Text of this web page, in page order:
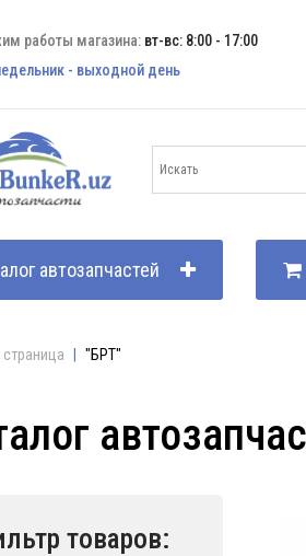
работы магазина: вт-вс: 8:00 - 17:00
- выходной день
автозапчастей
страница "БРТ"
товаров: